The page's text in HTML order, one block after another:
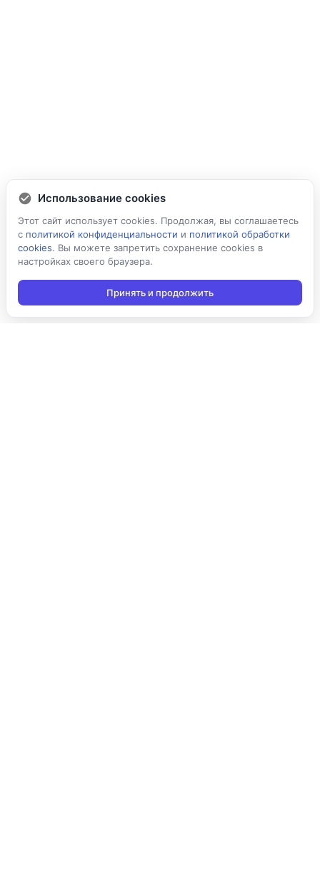
Использование cookies
Этот сайт использует cookies. Продолжая, вы соглашаетесь
с политикой конфиденциальности и политикой обработки
cookies. Вы можете запретить сохранение cookies в
настройках своего браузера.
Принять и продолжить